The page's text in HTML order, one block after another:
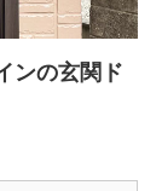
ンの玄関ド